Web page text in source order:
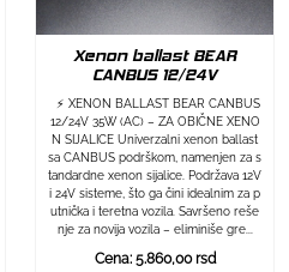
Xenon ballast BEAR
CANBUS 12/24V
⚡ XENON BALLAST BEAR CANBUS
12/24V 35W (AC) – ZA OBIČNE XENO
N SIJALICE Univerzalni xenon ballast
sa CANBUS podrškom, namenjen za s
tandardne xenon sijalice. Podržava 12V
i 24V sisteme, što ga čini idealnim za p
utnička i teretna vozila. Savršeno reše
nje za novija vozila – eliminiše gre...
Cena: 5.860,00 rsd